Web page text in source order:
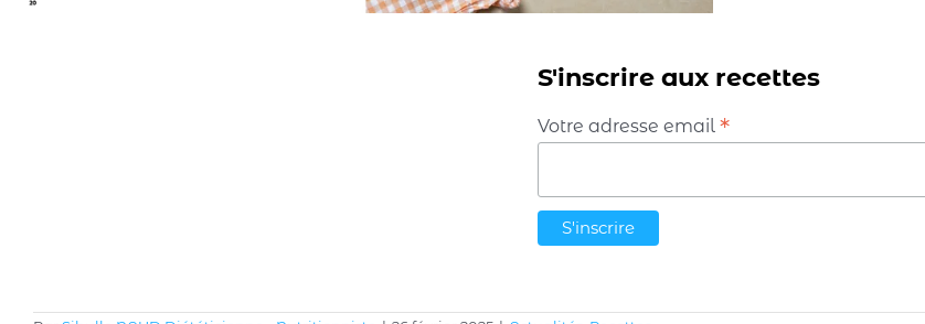
S'inscrire aux recettes
Votre adresse email *